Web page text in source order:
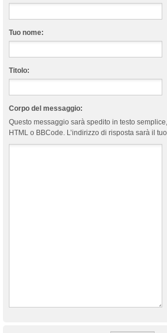
Tuo nome:
Titolo:
Corpo del messaggio:
Questo messaggio sarà spedito in testo
HTML o BBCode. L’indirizzo di risposta sarà il